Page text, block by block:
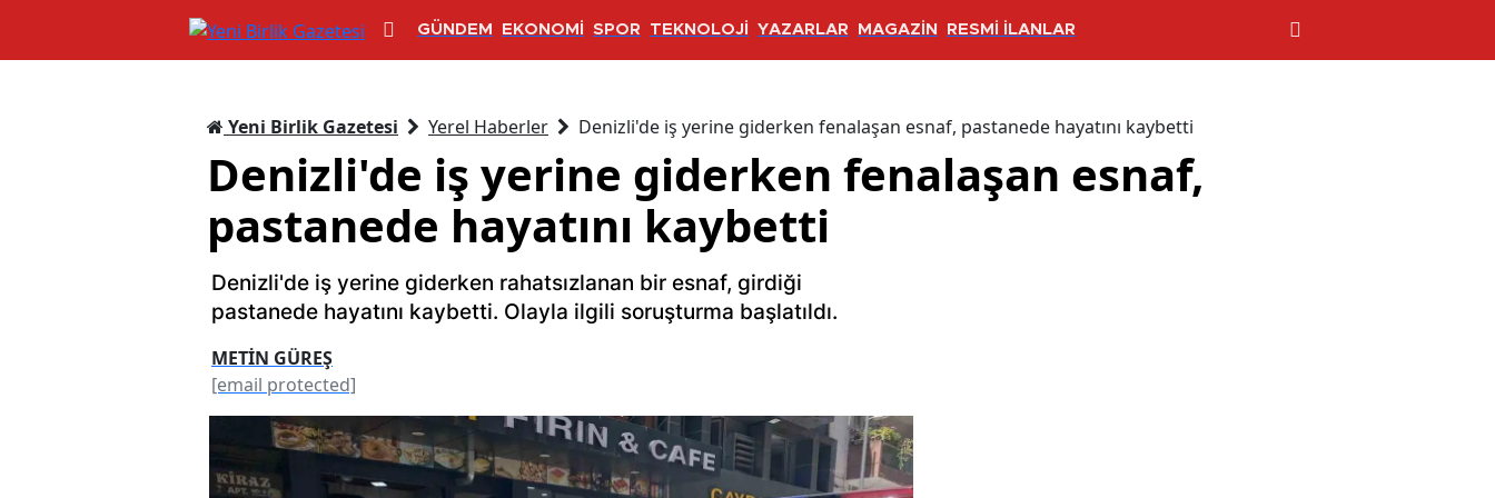
GÜNDEM EKONOMİ SPOR TEKNOLOJİ YAZARLAR MAGAZİN RESMİ İLANLAR
Yeni Birlik Gazetesi Yerel Haberler Denizli'de iş yerine giderken fenalaşan esnaf, pastanede hayatını kaybetti
Denizli'de iş yerine giderken fenalaşan esnaf,
pastanede hayatını kaybetti
Denizli'de iş yerine giderken rahatsızlanan bir esnaf, girdiği
pastanede hayatını kaybetti. Olayla ilgili soruşturma başlatıldı.
METİN GÜREŞ
[email protected]